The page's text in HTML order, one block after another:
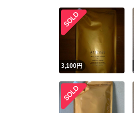
3,100円